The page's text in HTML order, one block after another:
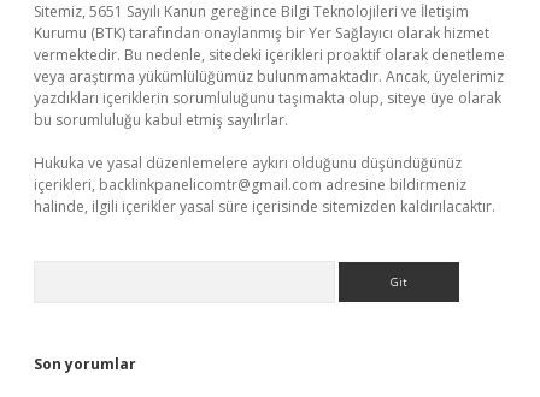
Sitemiz, 5651 Sayılı Kanun gereğince Bilgi Teknolojileri ve İletişim
Kurumu (BTK) tarafından onaylanmış bir Yer Sağlayıcı olarak hizmet
vermektedir. Bu nedenle, sitedeki içerikleri proaktif olarak denetleme
veya araştırma yükümlülüğümüz bulunmamaktadır. Ancak, üyelerimiz
yazdıkları içeriklerin sorumluluğunu taşımakta olup, siteye üye olarak
bu sorumluluğu kabul etmiş sayılırlar.
Hukuka ve yasal düzenlemelere aykırı olduğunu düşündüğünüz
içerikleri, backlinkpanelicomtr@gmail.com adresine bildirmeniz
halinde, ilgili içerikler yasal süre içerisinde sitemizden kaldırılacaktır.
Son yorumlar